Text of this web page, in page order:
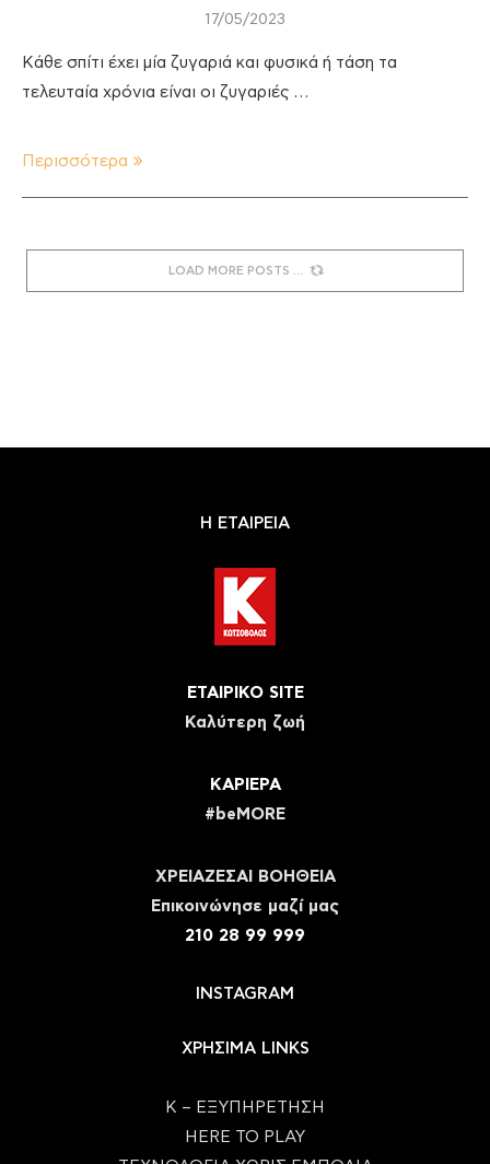
17/05/2023
Κάθε σπίτι έχει μία ζυγαριά και φυσικά ή τάση τα
τελευταία χρόνια είναι οι ζυγαριές …
Περισσότερα
LOAD MORE POSTS
Η ΕΤΑΙΡΕΙΑ
ΕΤΑΙΡΙΚΟ SITE
Καλύτερη ζωή
ΚΑΡΙΕΡΑ
#beMORE
ΧΡΕΙΑΖΕΣΑΙ ΒΟΗΘΕΙΑ
Eπικοινώνησε μαζί μας
210 28 99 999
INSTAGRAM
ΧΡΗΣΙΜΑ LINKS
Κ – ΕΞΥΠΗΡΕΤΗΣΗ
HERE TO PLAY